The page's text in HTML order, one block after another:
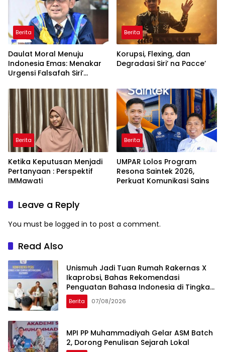
Berita
Daulat Moral Menuju
Indonesia Emas: Menakar
Urgensi Falsafah Siri’
Ancaman Kleptokrasi
Berita
Korupsi, Flexing, dan
Degradasi Siri’ na Pacce’
Berita
Ketika Keputusan Menjadi
Pertanyaan : Perspektif
IMMawati
Berita
UMPAR Lolos Program
Resona Saintek 2026,
Perkuat Komunikasi Sains
Leave a Reply
You must be logged in to post a comment.
Read Also
Unismuh Jadi Tuan Rumah Rakernas X
Ikaprobsi, Bahas Rekomendasi
Penguatan Bahasa Indonesia di Tingkat
Global
Berita 07/08/2026
MPI PP Muhammadiyah Gelar ASM Batch
2, Dorong Penulisan Sejarah Lokal